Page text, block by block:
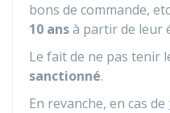
bons de commande,
10 ansà partir de leur
Le fait de ne pas tenir
sanctionné.
En revanche, en cas de